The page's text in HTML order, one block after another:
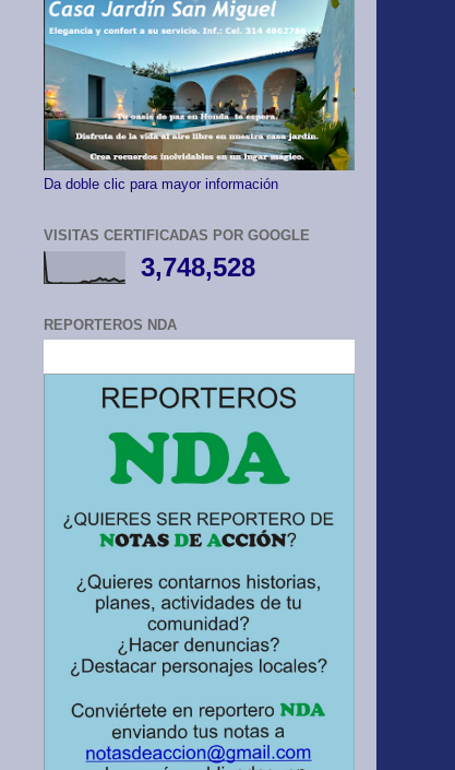
Da doble clic para mayor información
VISITAS CERTIFICADAS POR GOOGLE
3,748,528
REPORTEROS NDA